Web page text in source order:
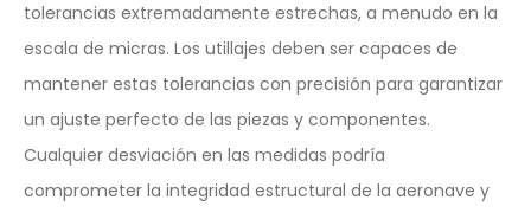
tolerancias extremadamente estrechas, a menudo en la
escala de micras. Los utillajes deben ser capaces de
mantener estas tolerancias con precisión para garantizar
un ajuste perfecto de las piezas y componentes.
Cualquier desviación en las medidas podría
comprometer la integridad estructural de la aeronave y